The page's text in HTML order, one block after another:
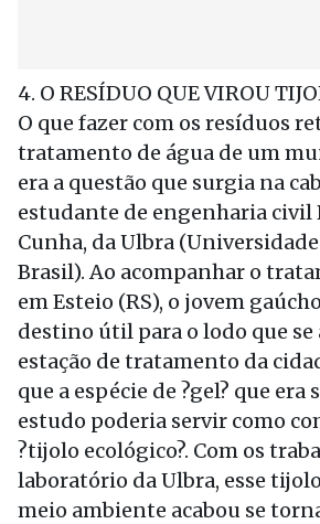
4. O RESÍDUO QUE VIROU
O que fazer com os resíduos
tratamento de água de um
era a questão que surgia na
estudante de engenharia civil
Cunha, da Ulbra
Brasil). Ao acompanhar o
em Esteio (RS), o jovem
destino útil para o lodo que se
estação de tratamento da
que a espécie de ?gel? que era
estudo poderia servir como
?tijolo ecológico?. Com os
laboratório da Ulbra, esse
meio ambiente acabou se